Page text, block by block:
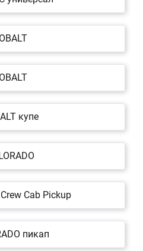
купе
Cab Pickup
пикап